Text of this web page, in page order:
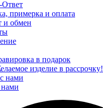
примерка и оплата
и обмен
в подарок
изделие в рассрочку!
нами
нами